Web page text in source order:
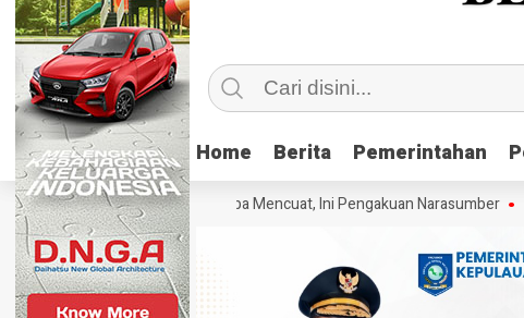
Home Berita Pemerintahan
Home Berita Pemerintahan
sebagai SP Polisi Narkoba Mencuat, Ini Pengakuan Narasumber Klaim